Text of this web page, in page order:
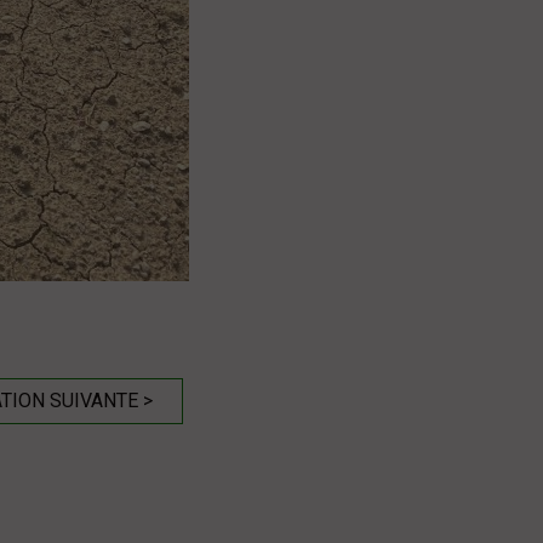
SUIVANTE >